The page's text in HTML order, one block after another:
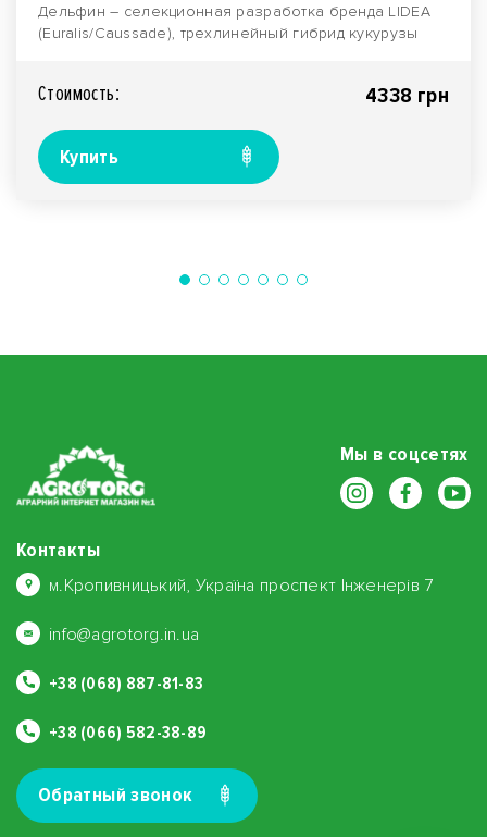
Дельфин – селекционная разработка бренда LIDEA
(Euralis/Caussade), трехлинейный гибрид кукурузы
Стоимость: 4338 грн
Купить
Мы в соцсетях
Контакты
м.Кропивницький, Україна проспект Інженерів 7
info@agrotorg.in.ua
+38 (068) 887-81-83
+38 (066) 582-38-89
Обратный звонок